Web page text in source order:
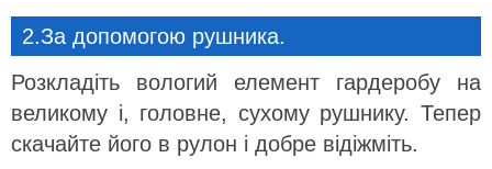
2.За допомогою рушника.
Розкладіть вологий елемент гардеробу на
великому і, головне, сухому рушнику. Тепер
скачайте його в рулон і добре відіжміть.